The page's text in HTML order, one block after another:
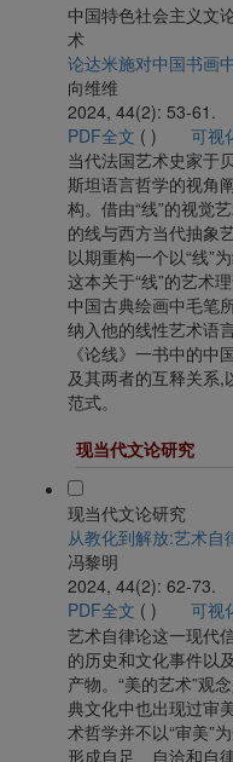
中国特色社会主义文
术
论达米施对中国书画
向维维
2024, 44(2): 53-61.
PDF全文 ( ) 可视
当代法国艺术史家于
斯坦语言哲学的视角
构。借由“线”的视觉
的线与西方当代抽象
以期重构一个以“线”
这本关于“线”的艺术
中国古典绘画中毛笔
纳入他的线性艺术语
《论线》一书中的中
及其两者的互释关系,
范式。
现当代文论研究
现当代文论研究
从教化到解放:艺术自
冯黎明
2024, 44(2): 62-73.
PDF全文 ( ) 可视
艺术自律论这一现代
的历史和文化事件以
产物。“美的艺术”观
典文化中也出现过审
术哲学并不以“审美”
形成自足、自洽和自